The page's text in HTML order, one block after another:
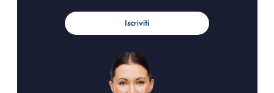
Iscriviti